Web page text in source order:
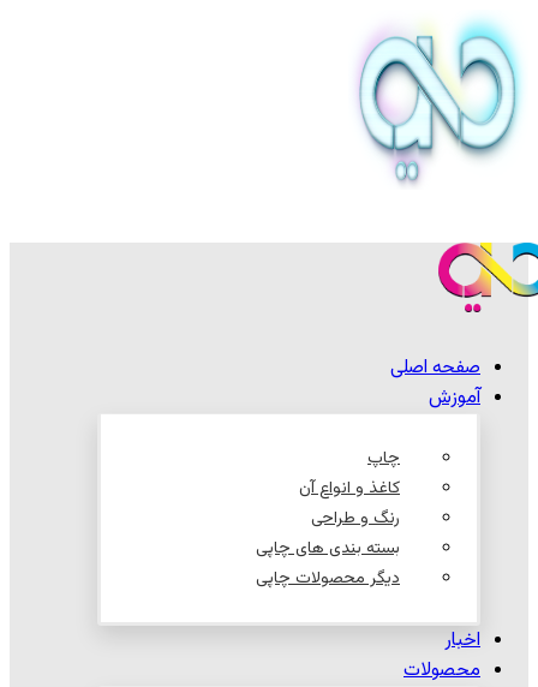
صفحه اصلی
آموزش
چاپ
کاغذ و انواع آن
رنگ و طراحی
بسته بندی های چاپی
دیگر محصولات چاپی
اخبار
محصولات